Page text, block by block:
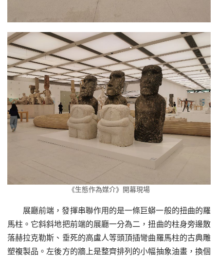
《生態作為媒介》開幕現場
展廳前端，發揮串聯作用的是一條巨蟒一般的扭曲的羅
馬柱。它斜斜地把前端的展廳一分為二，扭曲的柱身旁邊散
落赫拉克勒斯、垂死的高盧人等頭頂插彎曲羅馬柱的古典雕
塑複製品。左後方的牆上是整齊排列的小幅抽象油畫，換個